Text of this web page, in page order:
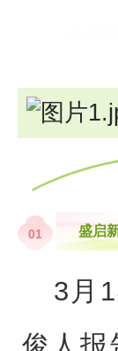
01 盛启
3月